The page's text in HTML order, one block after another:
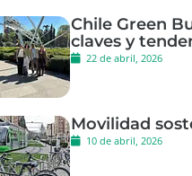
Chile Green
claves y
22 de abril, 2026
Movilidad
10 de abril, 2026